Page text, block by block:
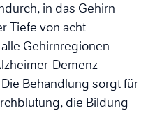
in das Gehirn
Tiefe von acht
Gehirnregionen
Demenz-
Behandlung sorgt für
die Bildung